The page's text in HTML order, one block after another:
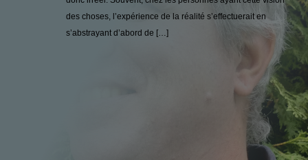
des choses, l’expérience de la réalité s’effectuerait en
s’abstrayant d’abord de […]